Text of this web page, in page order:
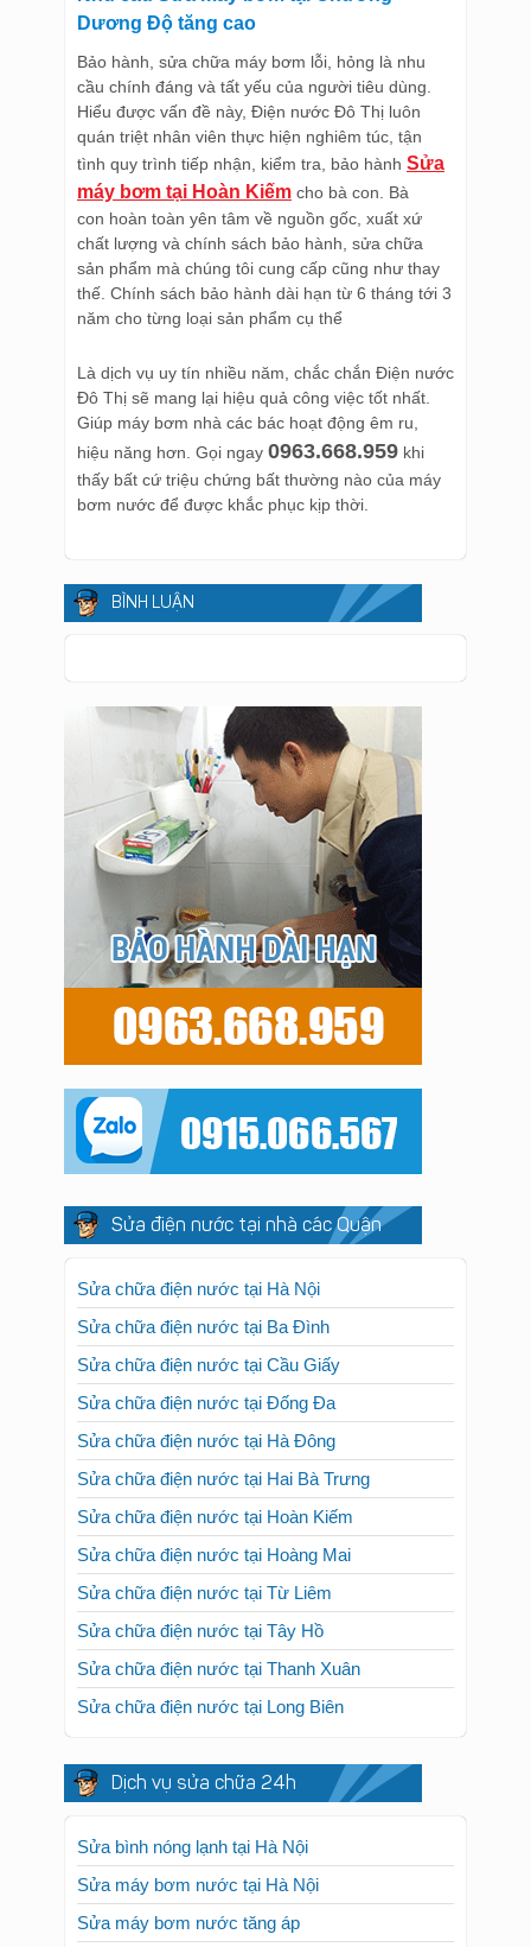
Dương Độ tăng cao
Bảo hành, sửa chữa máy bơm lỗi, hỏng là nhu
cầu chính đáng và tất yếu của người tiêu dùng.
Hiểu được vấn đề này, Điện nước Đô Thị luôn
quán triệt nhân viên thực hiện nghiêm túc, tận
tình quy trình tiếp nhận, kiểm tra, bảo hành Sửa
máy bơm tại Hoàn Kiếm cho bà con. Bà
con hoàn toàn yên tâm về nguồn gốc, xuất xứ
chất lượng và chính sách bảo hành, sửa chữa
sản phẩm mà chúng tôi cung cấp cũng như thay
thế. Chính sách bảo hành dài hạn từ 6 tháng tới 3
năm cho từng loại sản phẩm cụ thể
Là dịch vụ uy tín nhiều năm, chắc chắn Điện nước
Đô Thị sẽ mang lại hiệu quả công việc tốt nhất.
Giúp máy bơm nhà các bác hoạt động êm ru,
hiệu năng hơn. Gọi ngay 0963.668.959 khi
thấy bất cứ triệu chứng bất thường nào của máy
bơm nước để được khắc phục kịp thời.
BÌNH LUẬN
Sửa điện nước tại nhà các Quận
Sửa chữa điện nước tại Hà Nội
Sửa chữa điện nước tại Ba Đình
Sửa chữa điện nước tại Cầu Giấy
Sửa chữa điện nước tại Đống Đa
Sửa chữa điện nước tại Hà Đông
Sửa chữa điện nước tại Hai Bà Trưng
Sửa chữa điện nước tại Hoàn Kiếm
Sửa chữa điện nước tại Hoàng Mai
Sửa chữa điện nước tại Từ Liêm
Sửa chữa điện nước tại Tây Hồ
Sửa chữa điện nước tại Thanh Xuân
Sửa chữa điện nước tại Long Biên
Dịch vụ sửa chữa 24h
Sửa bình nóng lạnh tại Hà Nội
Sửa máy bơm nước tại Hà Nội
Sửa máy bơm nước tăng áp